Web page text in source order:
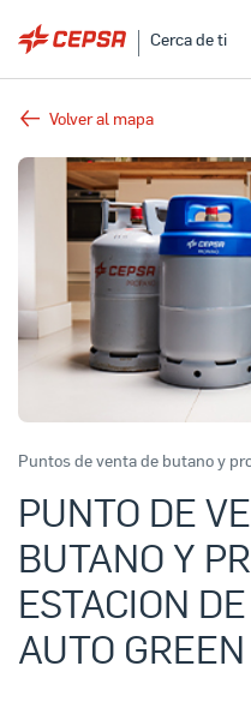
Cerca de ti
Volver al mapa
Puntos de venta de butano y
PUNTO DE
BUTANO Y
ESTACION
AUTO